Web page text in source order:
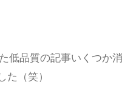
低品質の記事いくつか消
（笑）